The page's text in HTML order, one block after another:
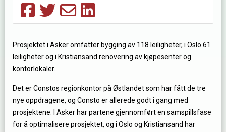
Prosjektet i Asker omfatter bygging av 118 leiligheter, i Oslo 61
leiligheter og i Kristiansand renovering av kjøpesenter og
kontorlokaler.
Det er Constos regionkontor på Østlandet som har fått de tre
nye oppdragene, og Consto er allerede godt i gang med
prosjektene. I Asker har partene gjennomført en samspillsfase
for å optimalisere prosjektet, og i Oslo og Kristiansand har